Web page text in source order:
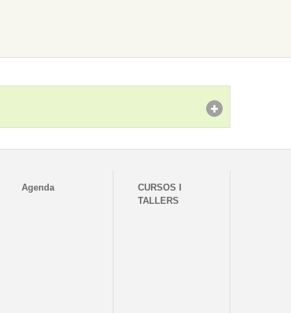
Agenda
CURSOS I
TALLERS